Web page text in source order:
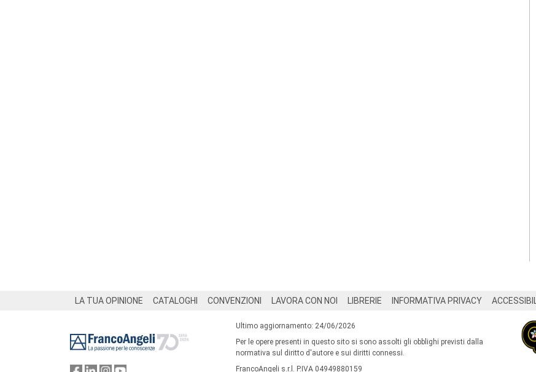
LA TUA OPINIONE CATALOGHI CONVENZIONI LAVORA CON NOI LIBRERIE INFORMATIVA PRIVACY
Ultimo aggiornamento: 24/06/2026
Per le opere presenti in questo sito si sono assolti gli obblighi previsti dalla
normativa sul diritto d'autore e sui diritti connessi.
FrancoAngeli s.r.l. P.IVA 04949880159